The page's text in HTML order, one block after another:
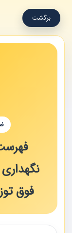
برگشت
فوق